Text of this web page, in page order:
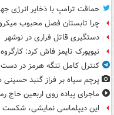
حماقت ترامپ با ذخایر انرژی
چرا تابستان فصل محبوب
دستگیری قاتل فراری در نوشهر
نیویورک تایمز فاش کرد:
کنترل کامل تنگه هرمز در دست
پرچم سیاه بر فراز گنبد
ماجرای پیاده روی اربعین حاج
این دیپلماسی نمایشی،